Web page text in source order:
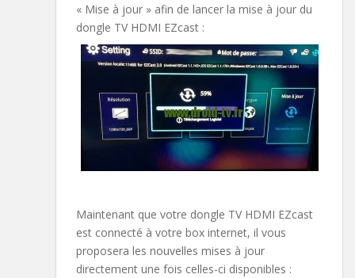
« Mise à jour » afin de lancer la mise à jour du
dongle TV HDMI EZcast :
Maintenant que votre dongle TV HDMI EZcast
est connecté à votre box internet, il vous
proposera les nouvelles mises à jour
directement une fois celles-ci disponibles :